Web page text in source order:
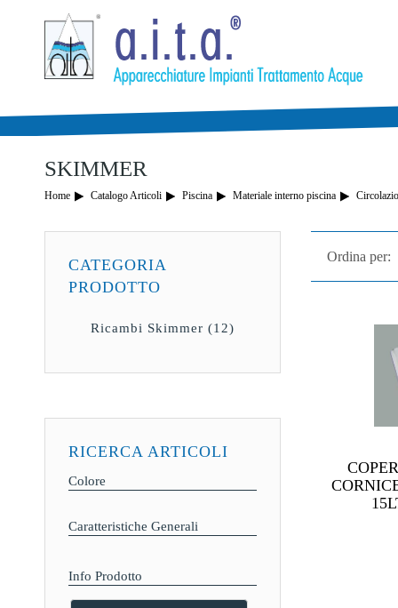
Totale:
0,00 €
SKIMMER
Home Catalogo Articoli Piscina Materiale interno piscina
CATEGORIA
PRODOTTO
Ricambi Skimmer (12)
RICERCA ARTICOLI
Colore
Caratteristiche Generali
Info Prodotto
Ordina per: